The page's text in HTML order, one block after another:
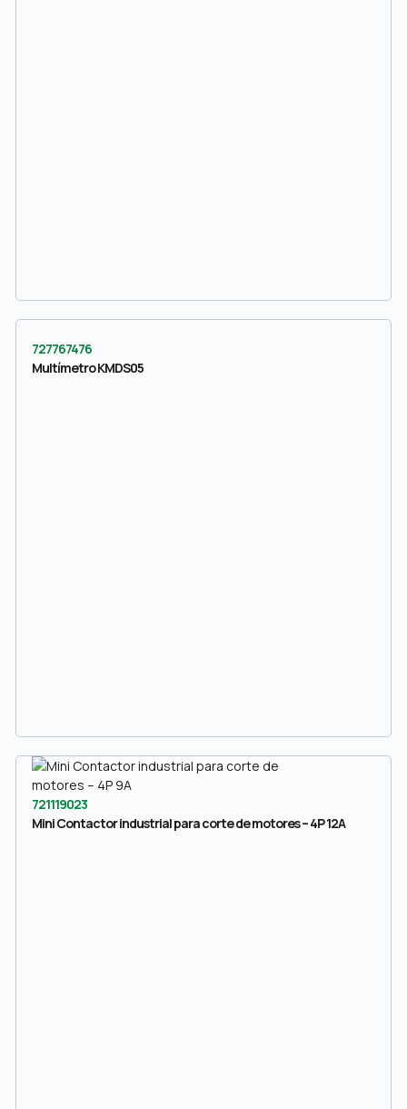
727767476
Multímetro KMDS05
721119023
Mini Contactor industrial para corte de motores – 4P 12A